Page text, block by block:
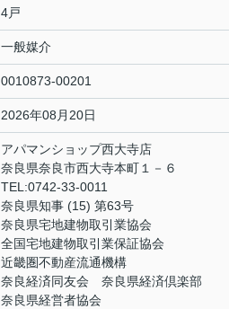
4戸
一般媒介
0010873-00201
2026年08月20日
アパマンショップ西大寺店
奈良県奈良市西大寺本町１－６
TEL:0742-33-0011
奈良県知事 (15) 第63号
奈良県宅地建物取引業協会
全国宅地建物取引業保証協会
近畿圏不動産流通機構
奈良経済同友会 奈良県経済倶楽部
奈良県経営者協会